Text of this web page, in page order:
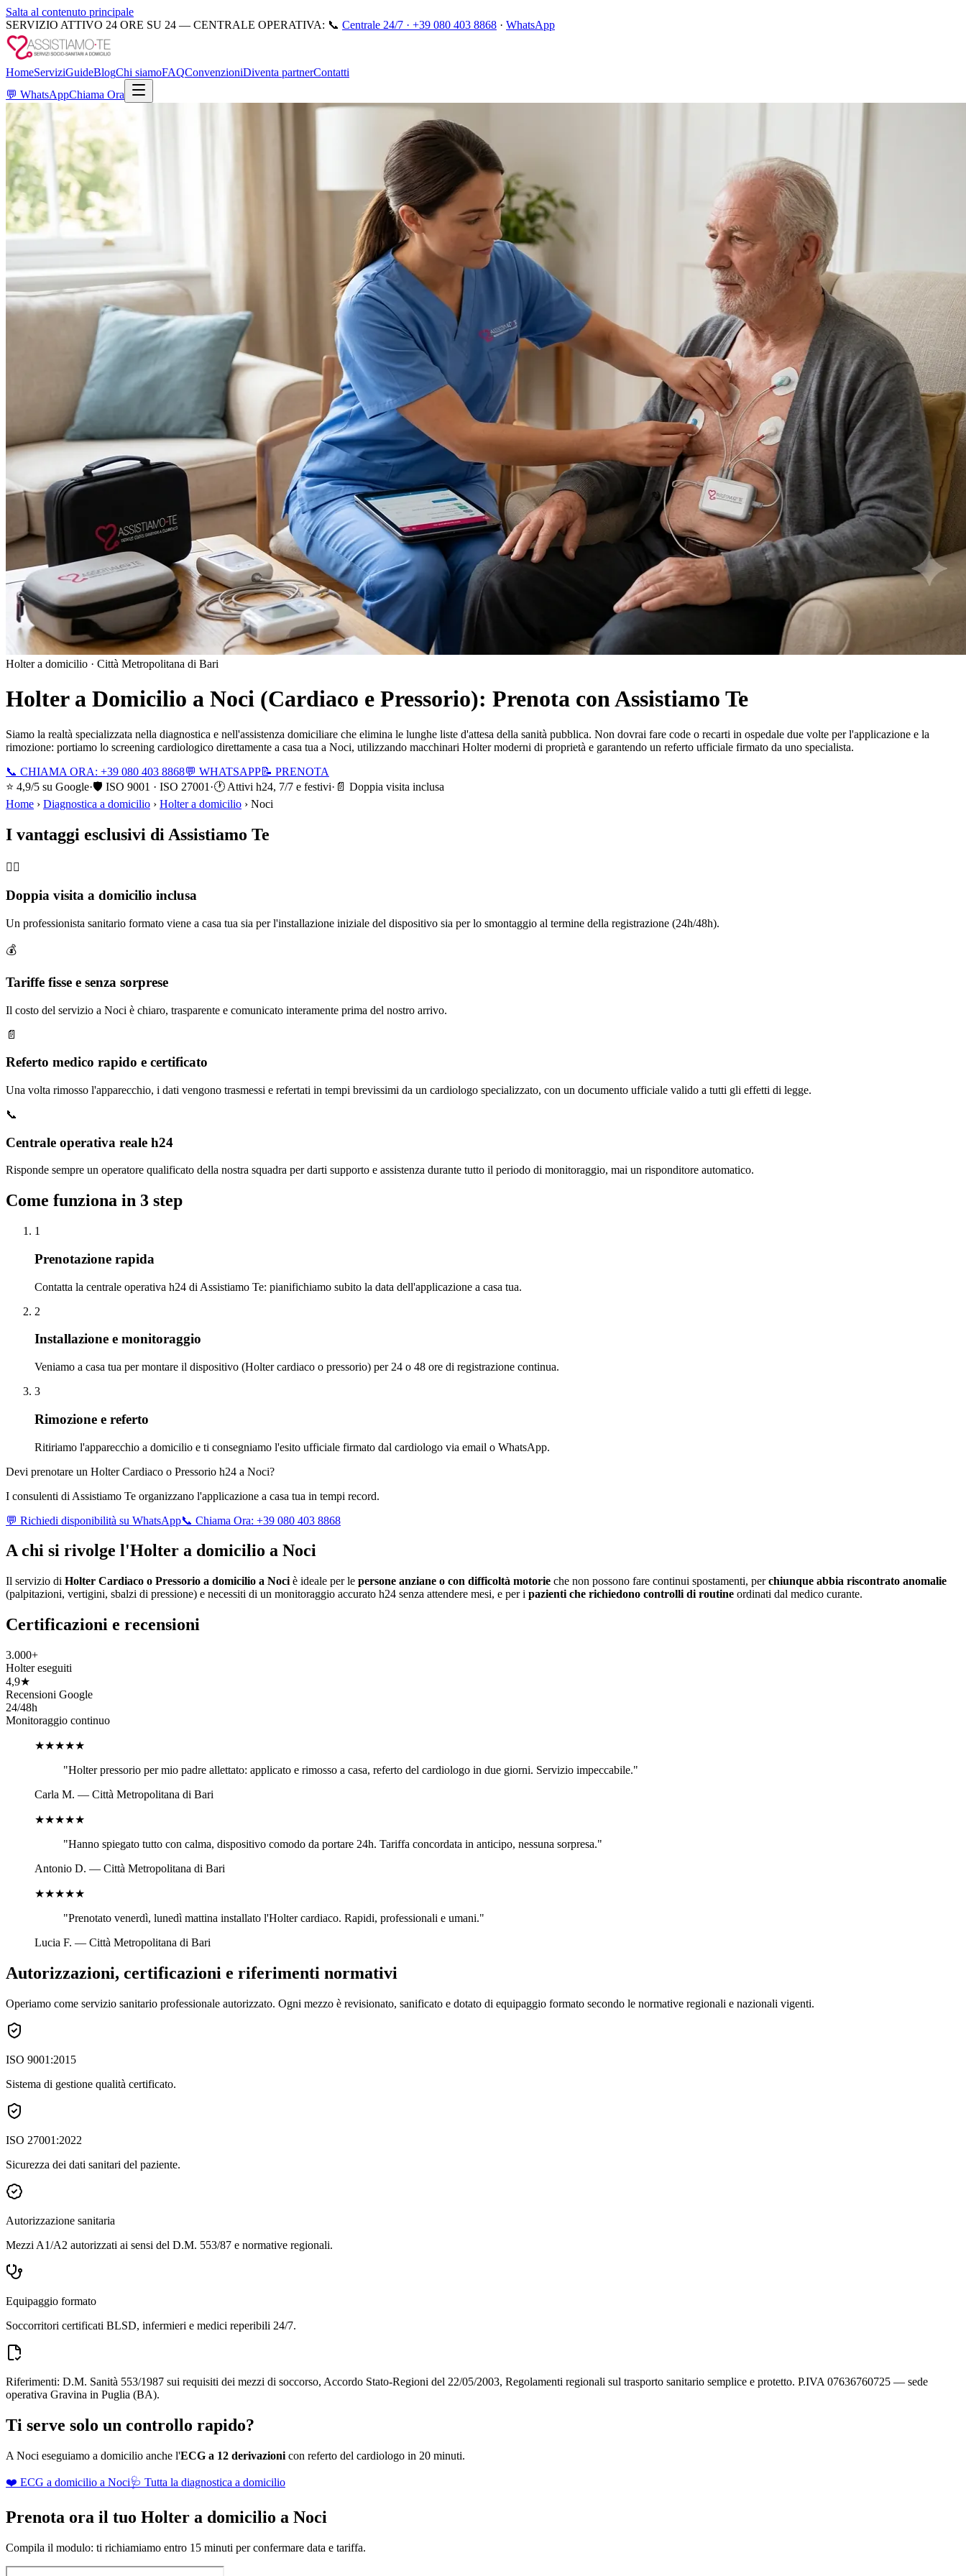
Salta al contenuto principale
SERVIZIO ATTIVO 24 ORE SU 24 — CENTRALE OPERATIVA: 📞 Centrale 24/7 · +39 080 403 8868 · WhatsApp
HomeServiziGuideBlogChi siamoFAQConvenzioniDiventa partnerContatti
💬 WhatsAppChiama Ora
Holter a domicilio · Città Metropolitana di Bari
Holter a Domicilio a Noci (Cardiaco e Pressorio): Prenota con Assistiamo Te
Siamo la realtà specializzata nella diagnostica e nell'assistenza domiciliare che elimina le lunghe liste d'attesa della sanità pubblica. Non dovrai fare code o recarti in ospedale due volte per l'applicazione e la
rimozione: portiamo lo screening cardiologico direttamente a casa tua a Noci, utilizzando macchinari Holter moderni di proprietà e garantendo un referto ufficiale firmato da uno specialista.
📞 CHIAMA ORA: +39 080 403 8868💬 WHATSAPP📝 PRENOTA
⭐ 4,9/5 su Google·🛡️ ISO 9001 · ISO 27001 ·🕐 Attivi h24, 7/7 e festivi· 📄 Doppia visita inclusa
Home › Diagnostica a domicilio › Holter a domicilio › Noci
I vantaggi esclusivi di Assistiamo Te
🧑‍⚕️
Doppia visita a domicilio inclusa
Un professionista sanitario formato viene a casa tua sia per l'installazione iniziale del dispositivo sia per lo smontaggio al termine della registrazione (24h/48h).
💰
Tariffe fisse e senza sorprese
Il costo del servizio a Noci è chiaro, trasparente e comunicato interamente prima del nostro arrivo.
📄
Referto medico rapido e certificato
Una volta rimosso l'apparecchio, i dati vengono trasmessi e refertati in tempi brevissimi da un cardiologo specializzato, con un documento ufficiale valido a tutti gli effetti di legge.
📞
Centrale operativa reale h24
Risponde sempre un operatore qualificato della nostra squadra per darti supporto e assistenza durante tutto il periodo di monitoraggio, mai un risponditore automatico.
Come funziona in 3 step
1
Prenotazione rapida
Contatta la centrale operativa h24 di Assistiamo Te: pianifichiamo subito la data dell'applicazione a casa tua.
2
Installazione e monitoraggio
Veniamo a casa tua per montare il dispositivo (Holter cardiaco o pressorio) per 24 o 48 ore di registrazione continua.
3
Rimozione e referto
Ritiriamo l'apparecchio a domicilio e ti consegniamo l'esito ufficiale firmato dal cardiologo via email o WhatsApp.
Devi prenotare un Holter Cardiaco o Pressorio h24 a Noci?
I consulenti di Assistiamo Te organizzano l'applicazione a casa tua in tempi record.
💬 Richiedi disponibilità su WhatsApp📞 Chiama Ora: +39 080 403 8868
A chi si rivolge l'Holter a domicilio a Noci
Il servizio di Holter Cardiaco o Pressorio a domicilio a Noci è ideale per le persone anziane o con difficoltà motorie che non possono fare continui spostamenti, perchiunque abbia riscontrato anomalie
(palpitazioni, vertigini, sbalzi di pressione) e necessiti di un monitoraggio accurato h24 senza attendere mesi, e per i pazienti che richiedono controlli di routine ordinati dal medico curante.
Certificazioni e recensioni
3.000+
Holter eseguiti
4,9★
Recensioni Google
24/48h
Monitoraggio continuo
★★★★★
"Holter pressorio per mio padre allettato: applicato e rimosso a casa, referto del cardiologo in due giorni. Servizio impeccabile."
Carla M. — Città Metropolitana di Bari
★★★★★
"Hanno spiegato tutto con calma, dispositivo comodo da portare 24h. Tariffa concordata in anticipo, nessuna sorpresa."
Antonio D. — Città Metropolitana di Bari
★★★★★
"Prenotato venerdì, lunedì mattina installato l'Holter cardiaco. Rapidi, professionali e umani."
Lucia F. — Città Metropolitana di Bari
Autorizzazioni, certificazioni e riferimenti normativi
Operiamo come servizio sanitario professionale autorizzato. Ogni mezzo è revisionato, sanificato e dotato di equipaggio formato secondo le normative regionali e nazionali vigenti.
ISO 9001:2015
Sistema di gestione qualità certificato.
ISO 27001:2022
Sicurezza dei dati sanitari del paziente.
Autorizzazione sanitaria
Mezzi A1/A2 autorizzati ai sensi del D.M. 553/87 e normative regionali.
Equipaggio formato
Soccorritori certificati BLSD, infermieri e medici reperibili 24/7.
Riferimenti: D.M. Sanità 553/1987 sui requisiti dei mezzi di soccorso, Accordo Stato-Regioni del 22/05/2003, Regolamenti regionali sul trasporto sanitario semplice e protetto. P.IVA 07636760725 — sede
operativa Gravina in Puglia (BA).
Ti serve solo un controllo rapido?
A Noci eseguiamo a domicilio anche l'ECG a 12 derivazioni con referto del cardiologo in 20 minuti.
❤️ ECG a domicilio a Noci🩺 Tutta la diagnostica a domicilio
Prenota ora il tuo Holter a domicilio a Noci
Compila il modulo: ti richiamiamo entro 15 minuti per confermare data e tariffa.